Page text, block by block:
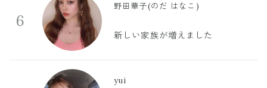
6
野田華子(のだ はなこ)
新しい家族が増えました
yui